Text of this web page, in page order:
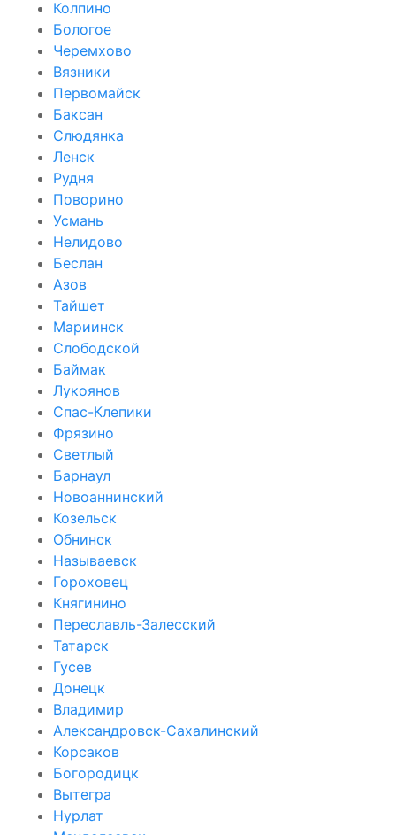
Колпино
Бологое
Черемхово
Вязники
Первомайск
Баксан
Слюдянка
Ленск
Рудня
Поворино
Усмань
Нелидово
Беслан
Азов
Тайшет
Мариинск
Слободской
Баймак
Лукоянов
Спас-Клепики
Фрязино
Светлый
Барнаул
Новоаннинский
Козельск
Обнинск
Называевск
Гороховец
Княгинино
Переславль-Залесский
Татарск
Гусев
Донецк
Владимир
Александровск-Сахалинский
Корсаков
Богородицк
Вытегра
Нурлат